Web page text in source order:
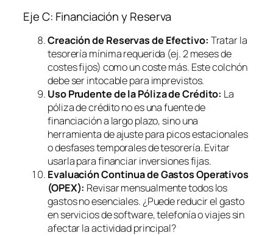
Eje C: Financiación y Reserva
Creación de Reservas de Efectivo: Tratar la
tesorería mínima requerida (ej. 2 meses de
costes fijos) como un coste más. Este colchón
debe ser intocable para imprevistos.
Uso Prudente de la Póliza de Crédito: La
póliza de crédito no es una fuente de
financiación a largo plazo, sino una
herramienta de ajuste para picos estacionales
o desfases temporales de tesorería. Evitar
usarla para financiar inversiones fijas.
Evaluación Continua de Gastos Operativos
(OPEX): Revisar mensualmente todos los
gastos no esenciales. ¿Puede reducir el gasto
en servicios desoftware, telefonía o viajes sin
afectar la actividad principal?